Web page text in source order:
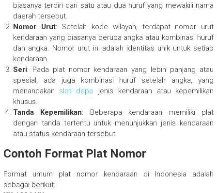
biasanya terdiri dari satu atau dua huruf yang mewakili nama
daerah tersebut.
Nomor Urut: Setelah kode wilayah, terdapat nomor urut
kendaraan yang biasanya berupa angka atau kombinasi huruf
dan angka. Nomor urut ini adalah identitas unik untuk setiap
kendaraan.
Seri: Pada plat nomor kendaraan yang lebih panjang atau
spesial, ada juga kombinasi huruf setelah angka, yang
menandakan slot depo jenis kendaraan atau kepemilikan
khusus.
Tanda Kepemilikan: Beberapa kendaraan memiliki plat
dengan tanda tertentu untuk menunjukkan jenis kendaraan
atau status kendaraan tersebut.
Contoh Format Plat Nomor
Format umum plat nomor kendaraan di Indonesia adalah
sebagai berikut: